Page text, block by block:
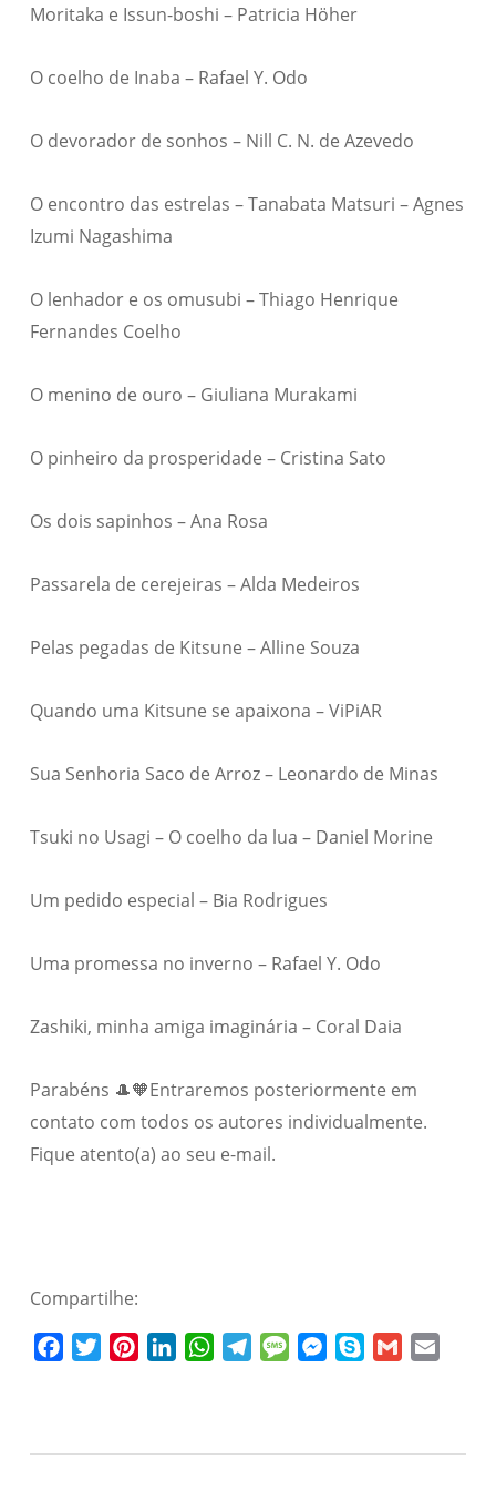
Moritaka e Issun-boshi – Patricia Höher
O coelho de Inaba – Rafael Y. Odo
O devorador de sonhos – Nill C. N. de Azevedo
O encontro das estrelas – Tanabata Matsuri – Agnes
Izumi Nagashima
O lenhador e os omusubi – Thiago Henrique
Fernandes Coelho
O menino de ouro – Giuliana Murakami
O pinheiro da prosperidade – Cristina Sato
Os dois sapinhos – Ana Rosa
Passarela de cerejeiras – Alda Medeiros
Pelas pegadas de Kitsune – Alline Souza
Quando uma Kitsune se apaixona – ViPiAR
Sua Senhoria Saco de Arroz – Leonardo de Minas
Tsuki no Usagi – O coelho da lua – Daniel Morine
Um pedido especial – Bia Rodrigues
Uma promessa no inverno – Rafael Y. Odo
Zashiki, minha amiga imaginária – Coral Daia
Parabéns 🎩🧡Entraremos posteriormente em
contato com todos os autores individualmente.
Fique atento(a) ao seu e-mail.
Compartilhe:
FacebookTwitterPinterestLinkedInWhatsAppTelegramMessageMessenger
Skype Gmail